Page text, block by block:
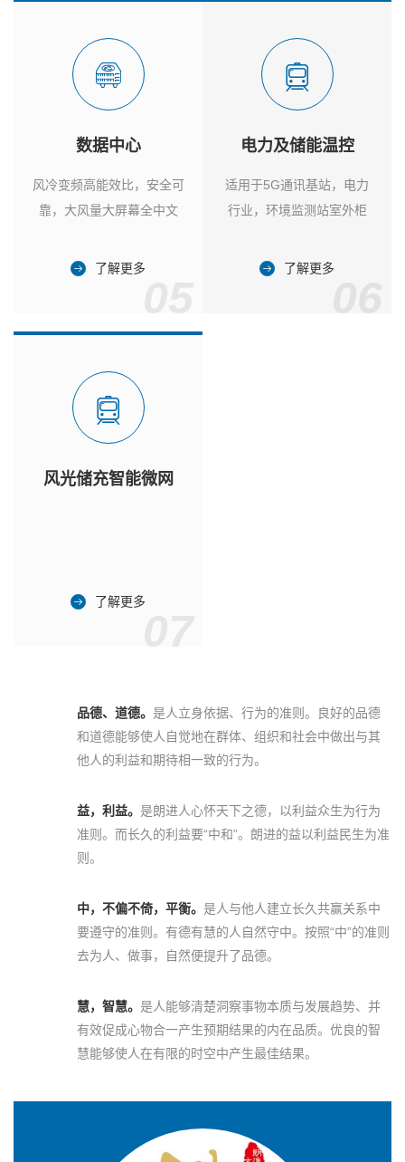
数据中心
风冷变频高能效比，安全可
靠，大风量大屏幕全中文
了解更多
电力及储能温控
适用于5G通讯基站，电力
行业，环境监测站室外柜
了解更多
风光储充智能微网
了解更多
品德、道德。 是人立身依据、行为的准则。良好的品德
和道德能够使人自觉地在群体、组织和社会中做出与其
他人的利益和期待相一致的行为。
益，利益。 是朗进人心怀天下之德，以利益众生为行为
准则。而长久的利益要“中和”。朗进的益以利益民生为准
则。
中，不偏不倚，平衡。 是人与他人建立长久共赢关系中
要遵守的准则。有德有慧的人自然守中。按照“中”的准则
去为人、做事，自然便提升了品德。
慧，智慧。 是人能够清楚洞察事物本质与发展趋势、并
有效促成心物合一产生预期结果的内在品质。优良的智
慧能够使人在有限的时空中产生最佳结果。